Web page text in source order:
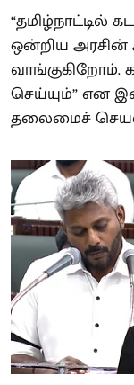
“தமிழ்நாட்டில்
ஒன்றிய
வாங்குகிறோம்.
செய்யும்” என
தலைமைச்